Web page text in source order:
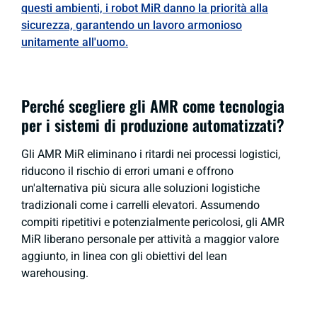
questi ambienti, i robot MiR danno la priorità alla
sicurezza, garantendo un lavoro armonioso
unitamente all'uomo.
Perché scegliere gli AMR come tecnologia
per i sistemi di produzione automatizzati?
Gli AMR MiR eliminano i ritardi nei processi logistici,
riducono il rischio di errori umani e offrono
un'alternativa più sicura alle soluzioni logistiche
tradizionali come i carrelli elevatori. Assumendo
compiti ripetitivi e potenzialmente pericolosi, gli AMR
MiR liberano personale per attività a maggior valore
aggiunto, in linea con gli obiettivi del lean
warehousing.